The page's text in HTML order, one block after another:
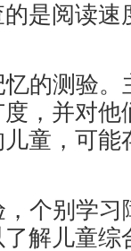
是阅读速
忆的测验
，并对他
童，可能
，个别学
解儿童综